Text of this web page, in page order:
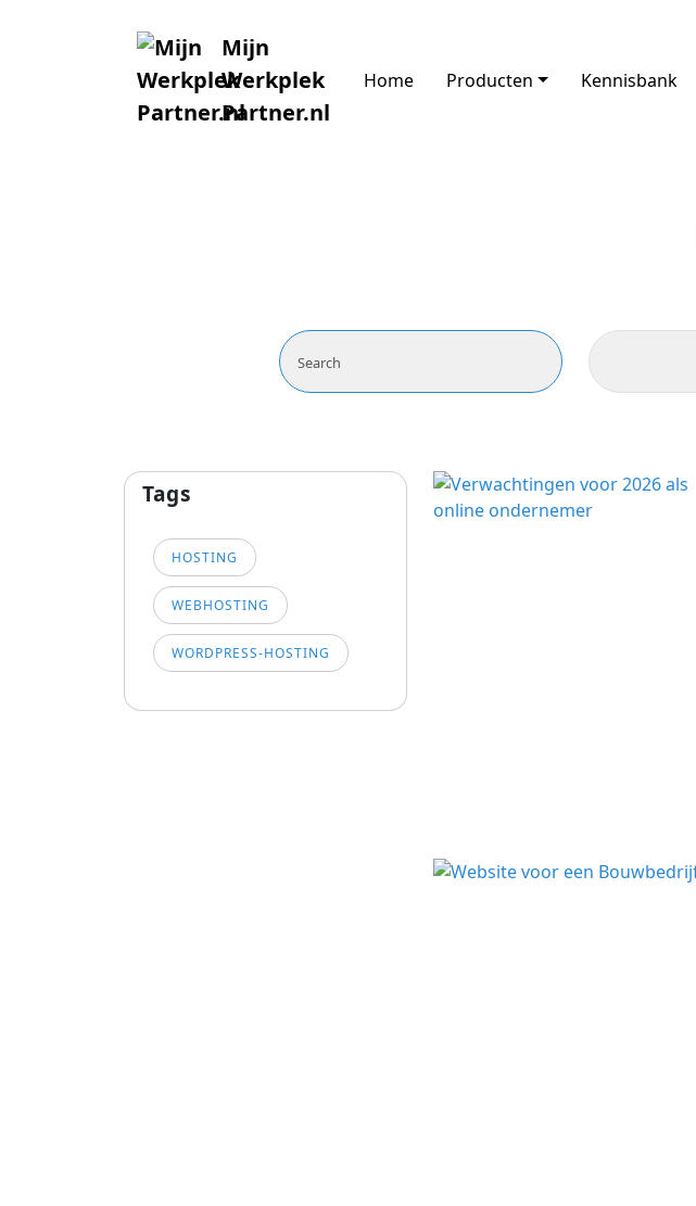
Mijn
Werkplek
Partner.nl
Home Producten Kennisbank
Tags
HOSTING
WEBHOSTING
WORDPRESS-HOSTING